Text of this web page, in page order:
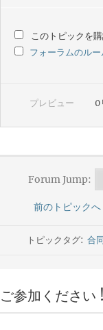
このトピックを
フォーラムのルー
プレビュー 0
Forum Jump:
前のトピックへ
トピックタグ:
ご参加ください !